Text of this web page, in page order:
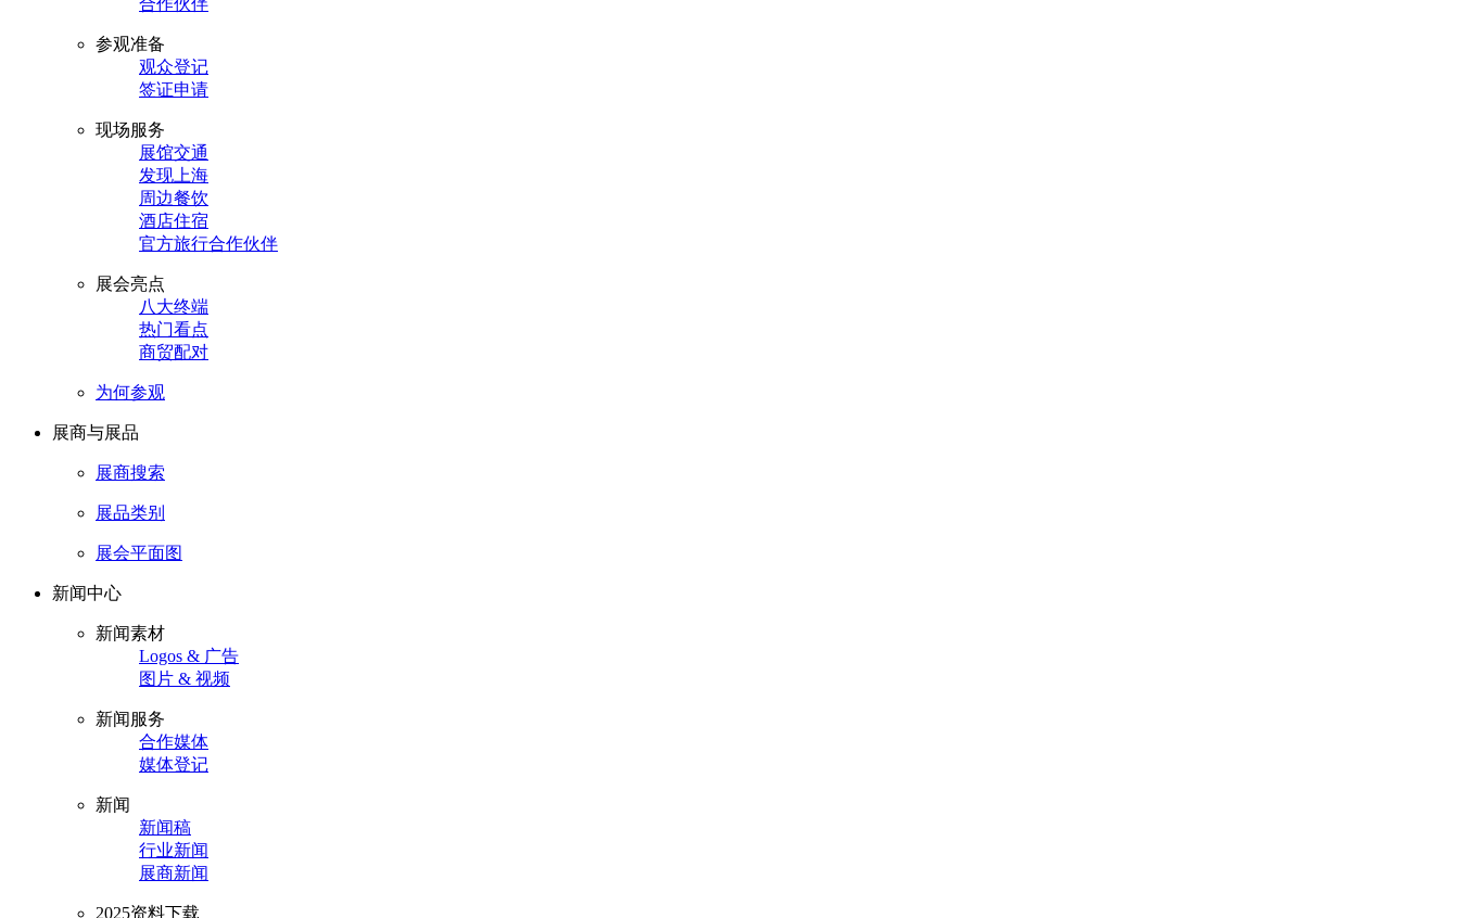
合作伙伴
参观准备
观众登记
签证申请
现场服务
展馆交通
发现上海
周边餐饮
酒店住宿
官方旅行合作伙伴
展会亮点
八大终端
热门看点
商贸配对
为何参观
展商与展品
展商搜索
展品类别
展会平面图
新闻中心
新闻素材
Logos & 广告
图片 & 视频
新闻服务
合作媒体
媒体登记
新闻
新闻稿
行业新闻
展商新闻
2025资料下载